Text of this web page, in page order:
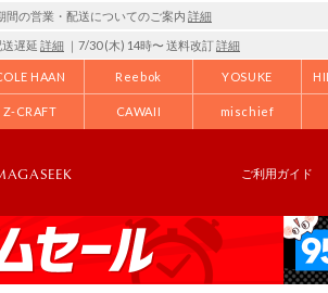
間の営業・配送についてのご案内 詳細
遅延 詳細 ｜7/30 (木) 14時〜 送料改訂詳細
HAAN Reebok YOSUKE
Z-CRAFT CAWAII mischief
ご利用ガイド